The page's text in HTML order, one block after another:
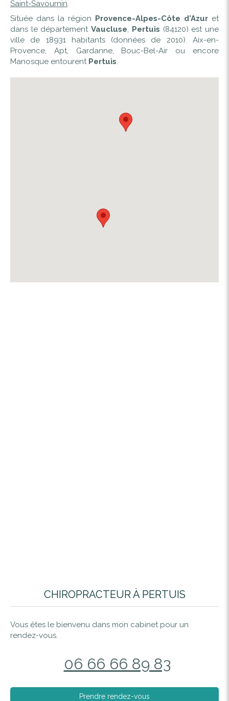
Saint-Savournin.
Située dans la région Provence-Alpes-Côte d'Azur et
dans le départementVaucluse, Pertuis (84120) est une
ville de 18931 habitants (données de 2010). Aix-en-
Provence, Apt, Gardanne, Bouc-Bel-Air ou encore
Manosque entourent Pertuis.
CHIROPRACTEUR À PERTUIS
Vous êtes le bienvenu dans mon cabinet pour un
rendez-vous.
06 66 66 89 83
Prendre rendez-vous